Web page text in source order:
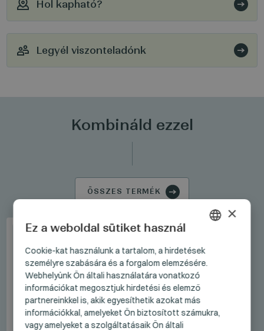
Hol kapható?
Legyél viszonteladónk
Kombináld ezzel
ÖSSZES TERMÉK
HUNGARIAN
GERMAN
ENGLISH
×
Ez a weboldal sütiket használ
Cookie-kat használunk a tartalom, a hirdetések
személyre szabására és a forgalom elemzésére.
Webhelyünk Ön általi használatára vonatkozó
információkat megosztjuk hirdetési és elemző
partnereinkkel is, akik egyesíthetik azokat más
információkkal, amelyeket Ön biztosított számukra,
vagy amelyeket a szolgáltatásaik Ön általi